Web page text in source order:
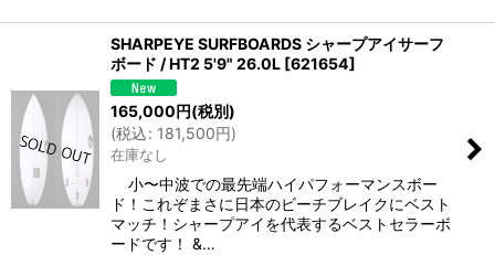
SHARPEYE SURFBOARDS シャープアイサーフ
ボード / HT2 5'9" 26.0L [621654]
165,000円(税別)
(税込: 181,500円)
在庫なし
小〜中波での最先端ハイパフォーマンスボー
ド！これぞまさに日本のビーチブレイクにベスト
マッチ！シャープアイを代表するベストセラーボ
ードです！ &…